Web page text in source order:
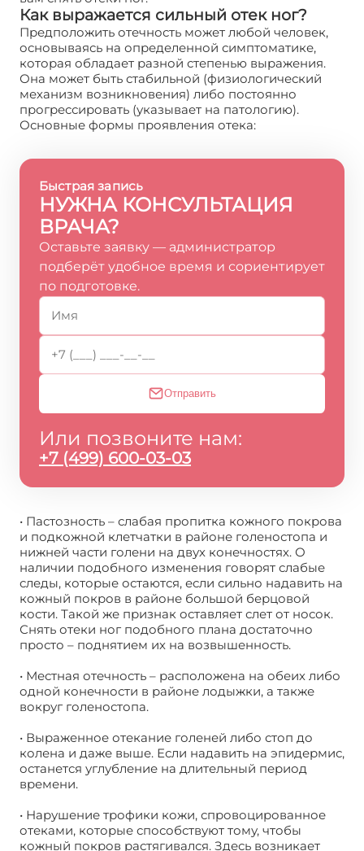
Как выражается сильный отек ног?
Предположить отечность может любой человек,
основываясь на определенной симптоматике,
которая обладает разной степенью выражения.
Она может быть стабильной (физиологический
механизм возникновения) либо постоянно
прогрессировать (указывает на патологию).
Основные формы проявления отека:
Быстрая запись
НУЖНА КОНСУЛЬТАЦИЯ
ВРАЧА?
Оставьте заявку — администратор
подберёт удобное время и сориентирует
по подготовке.
Отправить
Или позвоните нам:
+7 (499) 600-03-03
• Пастозность – слабая пропитка кожного покрова
и подкожной клетчатки в районе голеностопа и
нижней части голени на двух конечностях. О
наличии подобного изменения говорят слабые
следы, которые остаются, если сильно надавить на
кожный покров в районе большой берцовой
кости. Такой же признак оставляет слет от носок.
Снять отеки ног подобного плана достаточно
просто – поднятием их на возвышенность.
• Местная отечность – расположена на обеих либо
одной конечности в районе лодыжки, а также
вокруг голеностопа.
• Выраженное отекание голеней либо стоп до
колена и даже выше. Если надавить на эпидермис,
останется углубление на длительный период
времени.
• Нарушение трофики кожи, спровоцированное
отеками, которые способствуют тому, чтобы
кожный покров растягивался. Здесь возникает